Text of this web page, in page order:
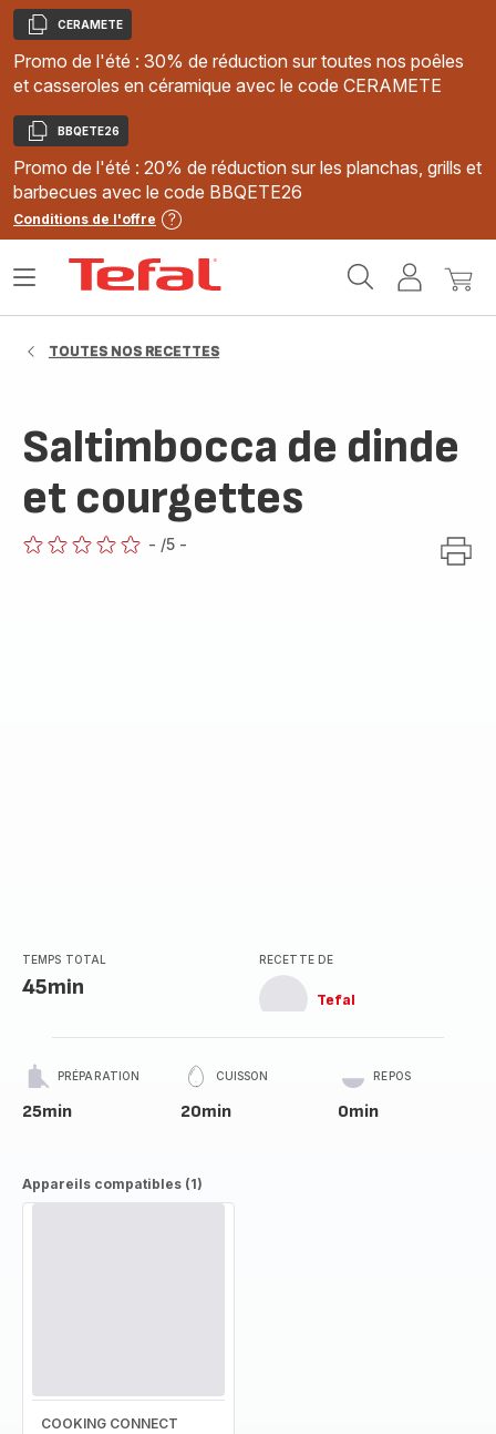
Copier
CERAMETE
Promo de l'été : 30% de réduction sur toutes nos poêles
et casseroles en céramique avec le code CERAMETE
Copier
BBQETE26
Promo de l'été : 20% de réduction sur les planchas, grills et
barbecues avec le code BBQETE26
Conditions de l'offre
MonMon
Ouvrir
TOUTES NOS RECETTES
Saltimbocca de dinde
et courgettes
- /5 -
TEMPS TOTAL
45min
RECETTE DE
Tefal
PRÉPARATION
25min
CUISSON
20min
REPOS
0min
Appareils compatibles (1)
COOKING CONNECT